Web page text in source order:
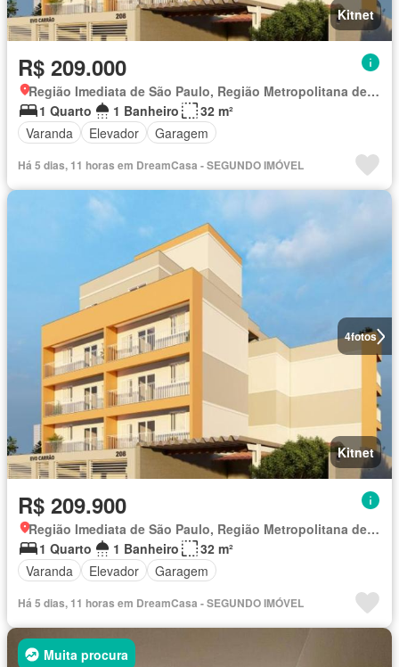
Kitnet
R$ 209.000
Região Imediata de São Paulo, Região Metropolitana de São Paulo
1 Quarto
1 Banheiro
32 m²
Varanda
Elevador Garagem
Há 5 dias, 11 horas em DreamCasa - SEGUNDO IMÓVEL
4fotos
Kitnet
R$ 209.900
Região Imediata de São Paulo, Região Metropolitana de São Paulo
1 Quarto
1 Banheiro
32 m²
Varanda
Elevador Garagem
Há 5 dias, 11 horas em DreamCasa - SEGUNDO IMÓVEL
Muita procura